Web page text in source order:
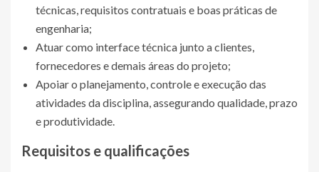
técnicas, requisitos contratuais e boas práticas de
engenharia;
Atuar como interface técnica junto a clientes,
fornecedores e demais áreas do projeto;
Apoiar o planejamento, controle e execução das
atividades da disciplina, assegurando qualidade, prazo
e produtividade.
Requisitos e qualificações